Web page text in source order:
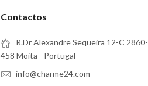
Contactos
R.Dr Alexandre Sequeira 12-C 2860-
458 Moita - Portugal
info@charme24.com